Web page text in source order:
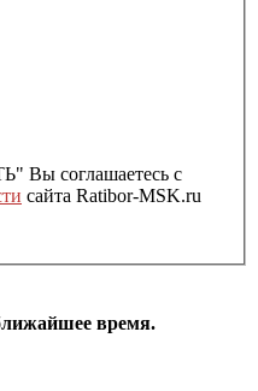
Вы соглашаетесь с
сайта Ratibor-MSK.ru
время.